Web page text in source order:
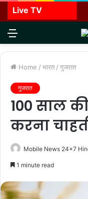
Live TV
Menu
Home / भारत / गुजरात
गुजरात
100 साल
करना
Mobile News 24x7
1 minute read